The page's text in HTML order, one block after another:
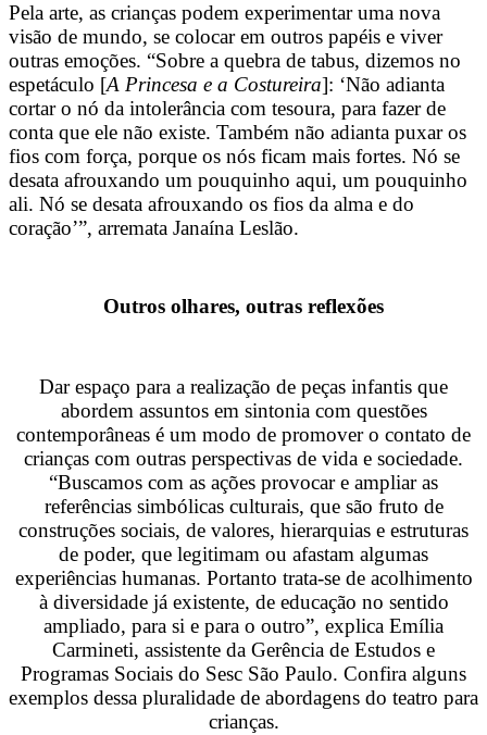
Pela arte, as crianças podem experimentar uma nova
visão de mundo, se colocar em outros papéis e viver
outras emoções. “Sobre a quebra de tabus, dizemos no
espetáculo [A Princesa e a Costureira]: ‘Não adianta
cortar o nó da intolerância com tesoura, para fazer de
conta que ele não existe. Também não adianta puxar os
fios com força, porque os nós ficam mais fortes. Nó se
desata afrouxando um pouquinho aqui, um pouquinho
ali. Nó se desata afrouxando os fios da alma e do
coração’”, arremata Janaína Leslão.
Outros olhares, outras reflexões
Dar espaço para a realização de peças infantis que
abordem assuntos em sintonia com questões
contemporâneas é um modo de promover o contato de
crianças com outras perspectivas de vida e sociedade.
“Buscamos com as ações provocar e ampliar as
referências simbólicas culturais, que são fruto de
construções sociais, de valores, hierarquias e estruturas
de poder, que legitimam ou afastam algumas
experiências humanas. Portanto trata-se de acolhimento
à diversidade já existente, de educação no sentido
ampliado, para si e para o outro”, explica Emília
Carmineti, assistente da Gerência de Estudos e
Programas Sociais do Sesc São Paulo. Confira alguns
exemplos dessa pluralidade de abordagens do teatro para
crianças.